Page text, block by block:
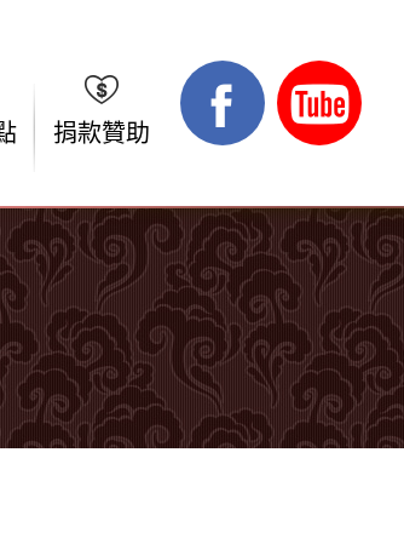
捐款贊助